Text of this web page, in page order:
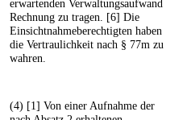
erwartenden Verwaltungsaufwand
Rechnung zu tragen. [6] Die
Einsichtnahmeberechtigten haben
die Vertraulichkeit nach § 77m zu
wahren.
(4) [1] Von einer Aufnahme der